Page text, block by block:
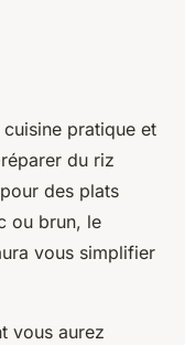
pratique et
du riz
des plats
ou brun, le
vous simplifier
vous aurez